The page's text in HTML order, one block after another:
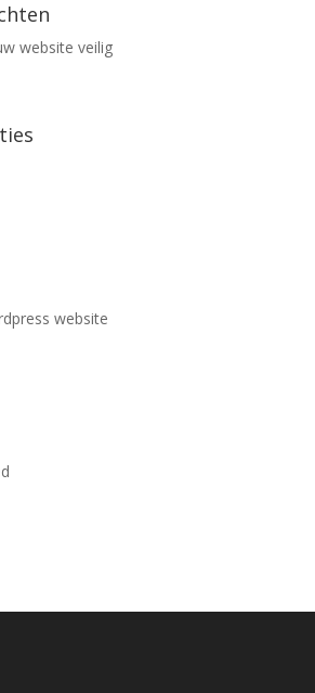
website veilig
website